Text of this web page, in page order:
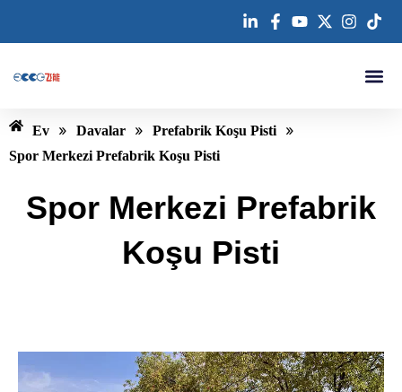
Ev » Davalar » Prefabrik Koşu Pisti »
Spor Merkezi Prefabrik Koşu Pisti
Spor Merkezi Prefabrik
Koşu Pisti